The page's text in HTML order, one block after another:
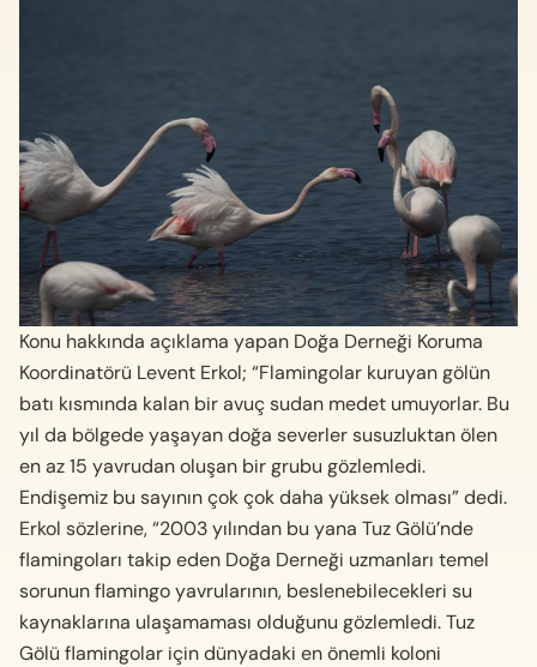
Konu hakkında açıklama yapan Doğa Derneği Koruma
Koordinatörü Levent Erkol; “Flamingolar kuruyan gölün
batı kısmında kalan bir avuç sudan medet umuyorlar. Bu
yıl da bölgede yaşayan doğa severler susuzluktan ölen
en az 15 yavrudan oluşan bir grubu gözlemledi.
Endişemiz bu sayının çok çok daha yüksek olması” dedi.
Erkol sözlerine, “2003 yılından bu yana Tuz Gölü’nde
flamingoları takip eden Doğa Derneği uzmanları temel
sorunun flamingo yavrularının, beslenebilecekleri su
kaynaklarına ulaşamaması olduğunu gözlemledi. Tuz
Gölü flamingolar için dünyadaki en önemli koloni